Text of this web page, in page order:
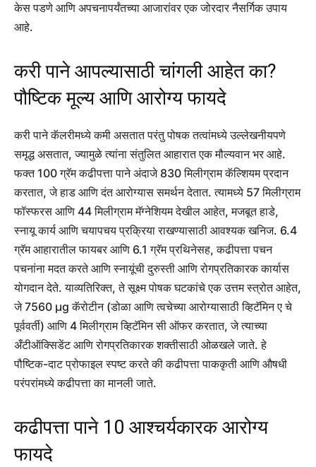
केस पडणे आणि अपचनापर्यंतच्या आजारांवर एक जोरदार नैसर्गिक उपाय
आहे.
करी पाने आपल्यासाठी चांगली आहेत का?
पौष्टिक मूल्य आणि आरोग्य फायदे
करी पाने कॅलरीमध्ये कमी असतात परंतु पोषक तत्वांमध्ये उल्लेखनीयपणे
समृद्ध असतात, ज्यामुळे त्यांना संतुलित आहारात एक मौल्यवान भर आहे.
फक्त 100 ग्रॅम कढीपत्ता पाने अंदाजे 830 मिलीग्राम कॅल्शियम प्रदान
करतात, जे हाड आणि दंत आरोग्यास समर्थन देतात. त्यामध्ये 57 मिलीग्राम
फॉस्फरस आणि 44 मिलीग्राम मॅग्नेशियम देखील आहेत, मजबूत हाडे,
स्नायू कार्य आणि चयापचय प्रक्रिया राखण्यासाठी आवश्यक खनिज. 6.4
ग्रॅम आहारातील फायबर आणि 6.1 ग्रॅम प्रथिनेसह, कढीपत्ता पचन
पचनांना मदत करते आणि स्नायूंची दुरुस्ती आणि रोगप्रतिकारक कार्यास
योगदान देते. याव्यतिरिक्त, ते सूक्ष्म पोषक घटकांचे एक उत्तम स्त्रोत आहेत,
जे 7560 µg कॅरोटीन (डोळा आणि त्वचेच्या आरोग्यासाठी व्हिटॅमिन ए चे
पूर्ववर्ती) आणि 4 मिलीग्राम व्हिटॅमिन सी ऑफर करतात, जे त्याच्या
अँटीऑक्सिडेंट आणि रोगप्रतिकारक शक्तीसाठी ओळखले जाते. हे
पौष्टिक-दाट प्रोफाइल स्पष्ट करते की कढीपत्ता पाककृती आणि औषधी
परंपरांमध्ये कढीपत्ता का मानली जाते.
कढीपत्ता पाने 10 आश्चर्यकारक आरोग्य
फायदे